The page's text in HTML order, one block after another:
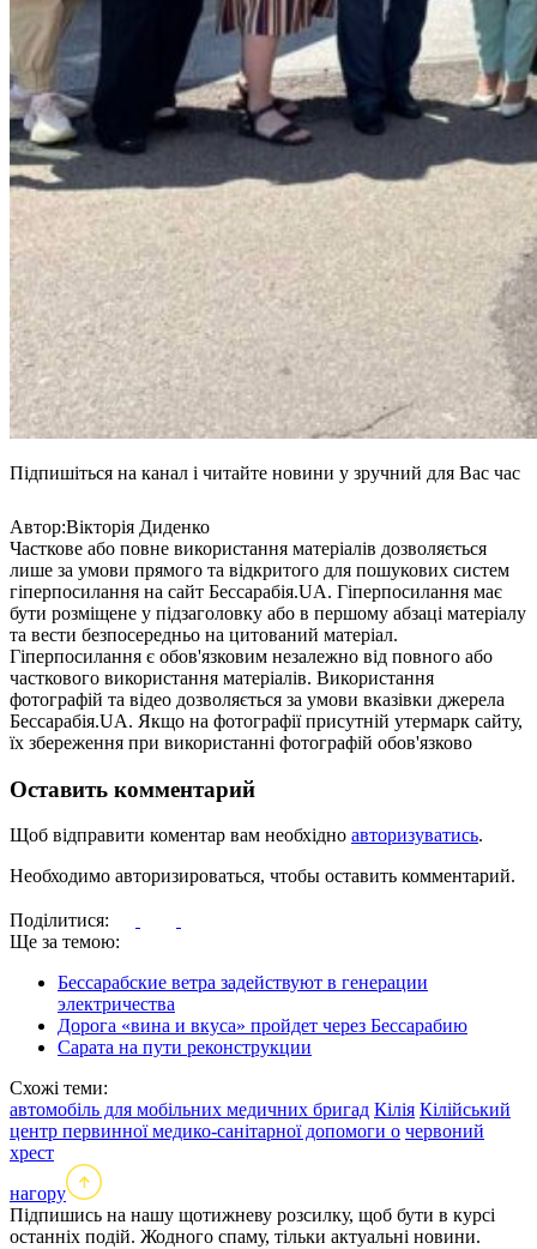
Підпишіться на канал і читайте новини у зручний для Вас час
Автор:Вiкторiя Диденко
Часткове або повне використання матеріалів дозволяється
лише за умови прямого та відкритого для пошукових систем
гіперпосилання на сайт Бессарабія.UA. Гіперпосилання має
бути розміщене у підзаголовку або в першому абзаці матеріалу
та вести безпосередньо на цитований матеріал.
Гіперпосилання є обов'язковим незалежно від повного або
часткового використання матеріалів. Використання
фотографій та відео дозволяється за умови вказівки джерела
Бессарабія.UA. Якщо на фотографії присутній утермарк сайту,
їх збереження при використанні фотографій обов'язково
Оставить комментарий
Щоб відправити коментар вам необхідно авторизуватись.
Необходимо авторизироваться, чтобы оставить комментарий.
Поділитися:
Ще за темою:
Бессарабские ветра задействуют в генерации
электричества
Дорога «вина и вкуса» пройдет через Бессарабию
Сарата на пути реконструкции
Схожі теми:
автомобіль для мобільних медичних бригад Кілія Кілійський
центр первинної медико-санітарної допомоги о червоний
хрест
нагору
Підпишись на нашу щотижневу розсилку, щоб бути в курсі
останніх подій. Жодного спаму, тільки актуальні новини.